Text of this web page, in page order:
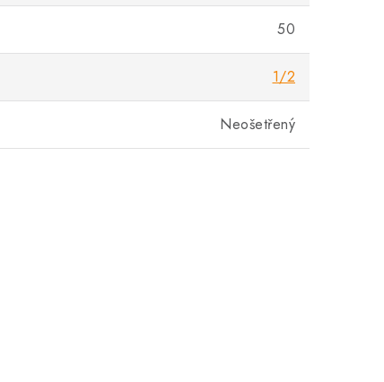
50
1/2
Neošetřený